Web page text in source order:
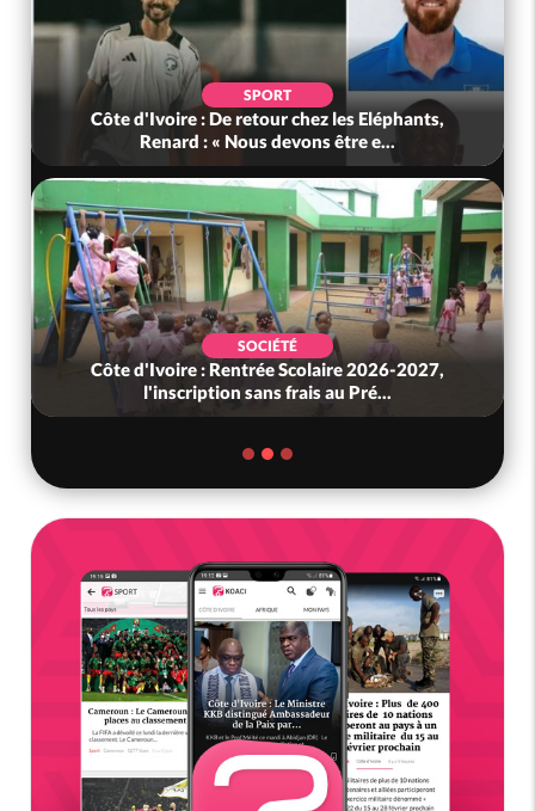
SPORT
Côte d'Ivoire : De retour chez les Eléphants,
Renard : « Nous devons être e...
SOCIÉTÉ
Côte d'Ivoire : Rentrée Scolaire 2026-2027,
l'inscription sans frais au Pré...